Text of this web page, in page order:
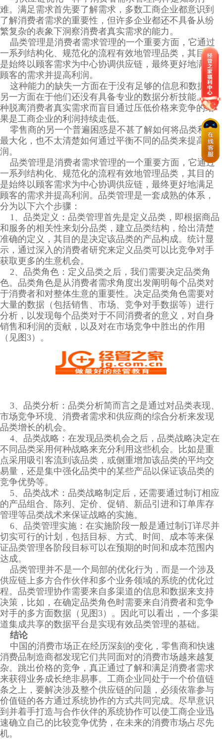
难。满足需求首先要了解需求，多数工商企业都意识到
了解消费者需求的重要性，但许多企业都还不具备从纷
繁复杂的表象下洞察消费者真实需求的能力。
晶类管理是消费者需求管理的一个重要方面，它通过
一系列结构化、规范化的流程有效地管理品类，其目的
是始终以顾客需求为中心协调供应链，最终更好地满足
顾客的需求并提高利润。
这种能力的缺失一方面在于没有足够的信息和数据，
另一方面在于他们还没有具备专业的数据分析技能。这
种脱离消费者真实需求而盲目通过压低价格来竞争的结
果是工商企业的利润持续走低。
零售商的另一个普遍困惑是不甚了解如何将品类利润
最大化，也不太清楚如何通过平衡不同的品类来提高利
润。
品类管理是消费者需求管理的一个重要方面，它通过
一系列结构化、规范化的流程有效地管理品类，其目的
是始终以顾客需求为中心协调供应链，最终更好地满足
顾客的需求并提高利润。品类管理是一套成熟的体系，
分为以下六个步骤：
1、品类定义：品类管理首先是定义品类，即根据商品
和服务的相关性来划分品类，建立品类结构，给出清楚
准确的定义，其目的是决定该品类的产品构成。统计显
示，通过深入的消费者研究来定义品类可以比竞争对手
获取更多的生意机会。
2、品类角色：定义品类之后，我们需要决定品类角
色。品类角色是从消费者需求角度出发阐明每个品类对
于消费者和对整体生意的重要性。决定品类角色需要对
大量的数据（包括销售、市场、竞争对手数据等）进行
分析，以发现每个品类对于不同消费者的意义，对自身
销售和利润的贡献，以及对在市场竞争中胜出的作用
（见图3）。
3、品类分析：品类分析简而言之是通过对品类表现、
市场竞争环境、消费者需求和供应商的综合分析来发现
品类增长的机会。
4、品类战略：在发现品类机会之后，品类战略决定在
不同品类采用何种战略来充分利用这些机会。比如是重
点采用吸引客流到该品类，或侧重增加该品类的平均交
易量，还是集中强化品类中的某些产品以保证该品类的
竞争优势等。
5、品类战术：品类战略制定后，还需要通过制订相应
的产品组合、陈列、定价、促销、新品引进和订单库存
管理等品类战术来保证战略的实施。
6、品类管理实施：在实施阶段一般是通过制订详尽并
切实可行的计划，包括目标、方式、时间、成本等来保
证品类管理各阶段目标可以在预期的时间和成本范围内
达成。
品类管理并不是一个局部的优化行为，而是一个涉及
供应链上多方合作伙伴和多个业务领域的系统的优化过
程。品类管理协作需要来自多渠道的信息和数据来支持
决策，比如，在确定品类角色时需要来自消费者和竞争
对手的多方面数据（见图3）。因此可以看出，一个多渠
道集成共享的数据平台是实现有效品类管理的基础。
结论
中国的消费市场正在经历深刻的变化，零售商和快速
消费品制造商都发现它们共同面对的消费市场越来越复
杂。跳出价格的竞争，真正通过了解和满足消费者需求
来获得业务成长绝非易事。工商企业同处于一个价值链
条之上，要解决涉及整个供应链的问题，必须依靠参与
价值链的各方通过系统协作的方式共同完成。尽早意识
到并着手打造与合作伙伴的系统协作可以使工商企业迅
速确立自己的比较竞争优势，在未来的消费市场占尽先
机。